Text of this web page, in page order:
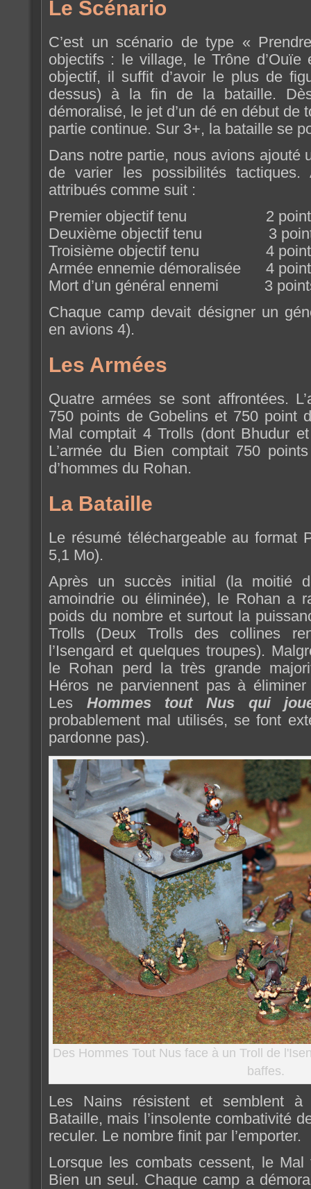
Le Scénario
C’est un scénario de type «
objectifs : le village, le Trône
objectif, il suffit d’avoir le plus de
dessus) à la fin de la bataille.
démoralisé, le jet d’un dé en début de
partie continue. Sur 3+, la bataille se
Dans notre partie, nous avions ajouté
de varier les possibilités
attribués comme suit :
Premier objectif tenu 2
Deuxième objectif tenu 3
Troisième objectif tenu 4
Armée ennemie démoralisée 4
Mort d’un général ennemi 3
Chaque camp devait désigner un
en avions 4).
Les Armées
Quatre armées se sont affrontées.
750 points de Gobelins et 750 point
Mal comptait 4 Trolls (dont Bhudur
L’armée du Bien comptait 750
d’hommes du Rohan.
La Bataille
Le résumé téléchargeable au format
5,1 Mo).
Après un succès initial (la moitié
amoindrie ou éliminée), le Rohan a
poids du nombre et surtout la
Trolls (Deux Trolls des collines
l’Isengard et quelques troupes).
le Rohan perd la très grande
Héros ne parviennent pas à
Les Hommes tout Nus qui
probablement mal utilisés, se font
pardonne pas).
Des Hommes Tout Nus face à un Troll de
baffes.
Les Nains résistent et semblent
Bataille, mais l’insolente combativité
reculer. Le nombre finit par l’emporter.
Lorsque les combats cessent, le
Bien un seul. Chaque camp a